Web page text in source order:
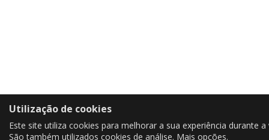
Utilização de cookies
Este site utiliza cookies para melhorar a sua experiência durante a
São também utilizados cookies de análise. Mais opções.